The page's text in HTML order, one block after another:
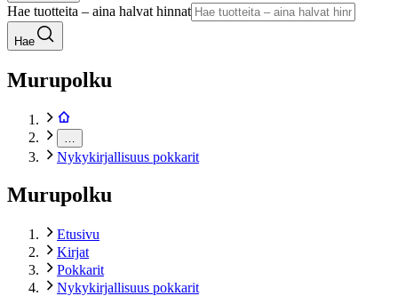
Hae tuotteita – aina halvat hinnat
Hae
Murupolku
Nykykirjallisuus pokkarit
Murupolku
Etusivu
Kirjat
Pokkarit
Nykykirjallisuus pokkarit